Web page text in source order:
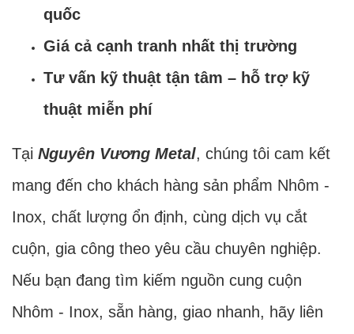
quốc
Giá cả cạnh tranh nhất thị trường
Tư vấn kỹ thuật tận tâm – hỗ trợ kỹ
thuật miễn phí
Tại Nguyên Vương Metal, chúng tôi cam kết
mang đến cho khách hàng sản phẩm Nhôm -
Inox, chất lượng ổn định, cùng dịch vụ cắt
cuộn, gia công theo yêu cầu chuyên nghiệp.
Nếu bạn đang tìm kiếm nguồn cung cuộn
Nhôm - Inox, sẵn hàng, giao nhanh, hãy liên